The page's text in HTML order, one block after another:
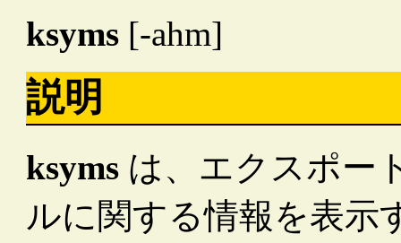
ksyms [-ahm]
説明
ksyms は、エクスポー
ルに関する情報を表示